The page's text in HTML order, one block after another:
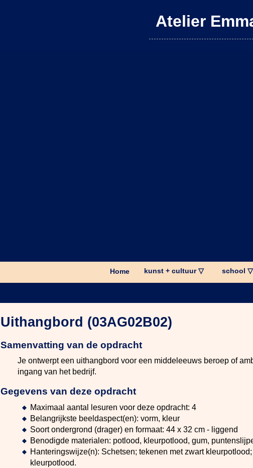
Atelier
Home kunst + cultuur ▽ school ▽
Uithangbord (03AG02B02)
Samenvatting van de opdracht
Je ontwerpt een uithangbord voor een middeleeuws beroep of
ingang van het bedrijf.
Gegevens van deze opdracht
Maximaal aantal lesuren voor deze opdracht: 4
Belangrijkste beeldaspect(en): vorm, kleur
Soort ondergrond (drager) en formaat: 44 x 32 cm - liggend
Benodigde materialen: potlood, kleurpotlood, gum,
Hanteringswijze(n): Schetsen; tekenen met zwart
kleurpotlood.